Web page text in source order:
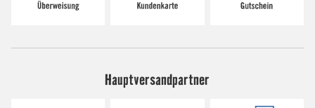
Hauptversandpartner